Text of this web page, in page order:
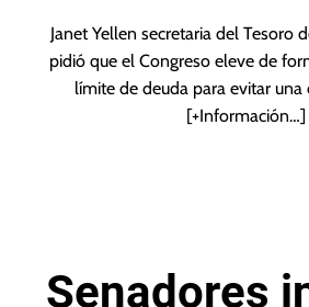
Janet Yellen secretaria del Tesoro
pidió que el Congreso eleve de
límite de deuda para evitar una
[+Información…]
Senadores